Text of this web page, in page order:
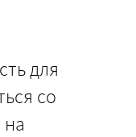
для
со